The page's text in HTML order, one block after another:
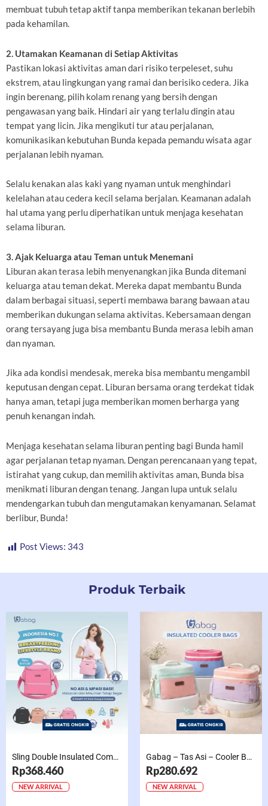
membuat tubuh tetap aktif tanpa memberikan tekanan berlebih
pada kehamilan.
2. Utamakan Keamanan di Setiap Aktivitas
Pastikan lokasi aktivitas aman dari risiko terpeleset, suhu
ekstrem, atau lingkungan yang ramai dan berisiko cedera. Jika
ingin berenang, pilih kolam renang yang bersih dengan
pengawasan yang baik. Hindari air yang terlalu dingin atau
tempat yang licin. Jika mengikuti tur atau perjalanan,
komunikasikan kebutuhan Bunda kepada pemandu wisata agar
perjalanan lebih nyaman.
Selalu kenakan alas kaki yang nyaman untuk menghindari
kelelahan atau cedera kecil selama berjalan. Keamanan adalah
hal utama yang perlu diperhatikan untuk menjaga kesehatan
selama liburan.
3. Ajak Keluarga atau Teman untuk Menemani
Liburan akan terasa lebih menyenangkan jika Bunda ditemani
keluarga atau teman dekat. Mereka dapat membantu Bunda
dalam berbagai situasi, seperti membawa barang bawaan atau
memberikan dukungan selama aktivitas. Kebersamaan dengan
orang tersayang juga bisa membantu Bunda merasa lebih aman
dan nyaman.
Jika ada kondisi mendesak, mereka bisa membantu mengambil
keputusan dengan cepat. Liburan bersama orang terdekat tidak
hanya aman, tetapi juga memberikan momen berharga yang
penuh kenangan indah.
Menjaga kesehatan selama liburan penting bagi Bunda hamil
agar perjalanan tetap nyaman. Dengan perencanaan yang tepat,
istirahat yang cukup, dan memilih aktivitas aman, Bunda bisa
menikmati liburan dengan tenang. Jangan lupa untuk selalu
mendengarkan tubuh dan mengutamakan kenyamanan. Selamat
berlibur, Bunda!
Post Views: 343
Produk Terbaik
Sling Double Insulated Compartment Cappucino Black, Creamy, Salem, Chocolate
Rp368.460
NEW ARRIVAL
Gabag – Tas Asi – Cooler Bag Sling Single Compartment Mint Grape Bubble
Rp280.692
NEW ARRIVAL